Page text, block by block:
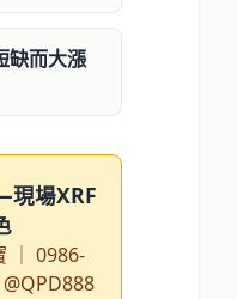
缺而大漲
場XRF
｜ 0986-